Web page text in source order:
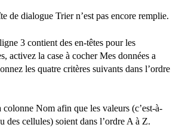
de dialogue Trier n’est pas encore remplie.
3 contient des en-têtes pour les
activez la case à cocher Mes données a
les quatre critères suivants dans l’ordre
colonne Nom afin que les valeurs (c’est-à-
des cellules) soient dans l’ordre A à Z.